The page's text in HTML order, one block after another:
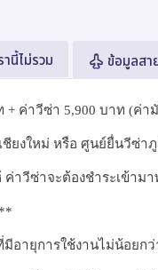
นี้ไม่รวม ข้อมูลสา
+ ค่าวีซ่า 5,900 บาท (ค่า
ยงใหม่ หรือ ศูนย์ยื่นวีซ่า
าวีซ่าจะต้องชำระเข้าม
อายุการใช้งานไม่น้อยก